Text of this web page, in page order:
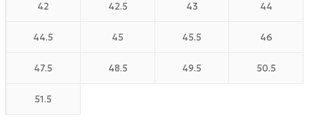
42 42.5 43 44
44.5 45 45.5 46
47.5 48.5 49.5 50.5
51.5